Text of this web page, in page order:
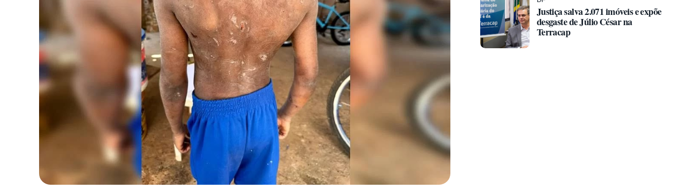
Justiça salva 2.071 imóveis e expõe
desgaste de Júlio César na
Terracap